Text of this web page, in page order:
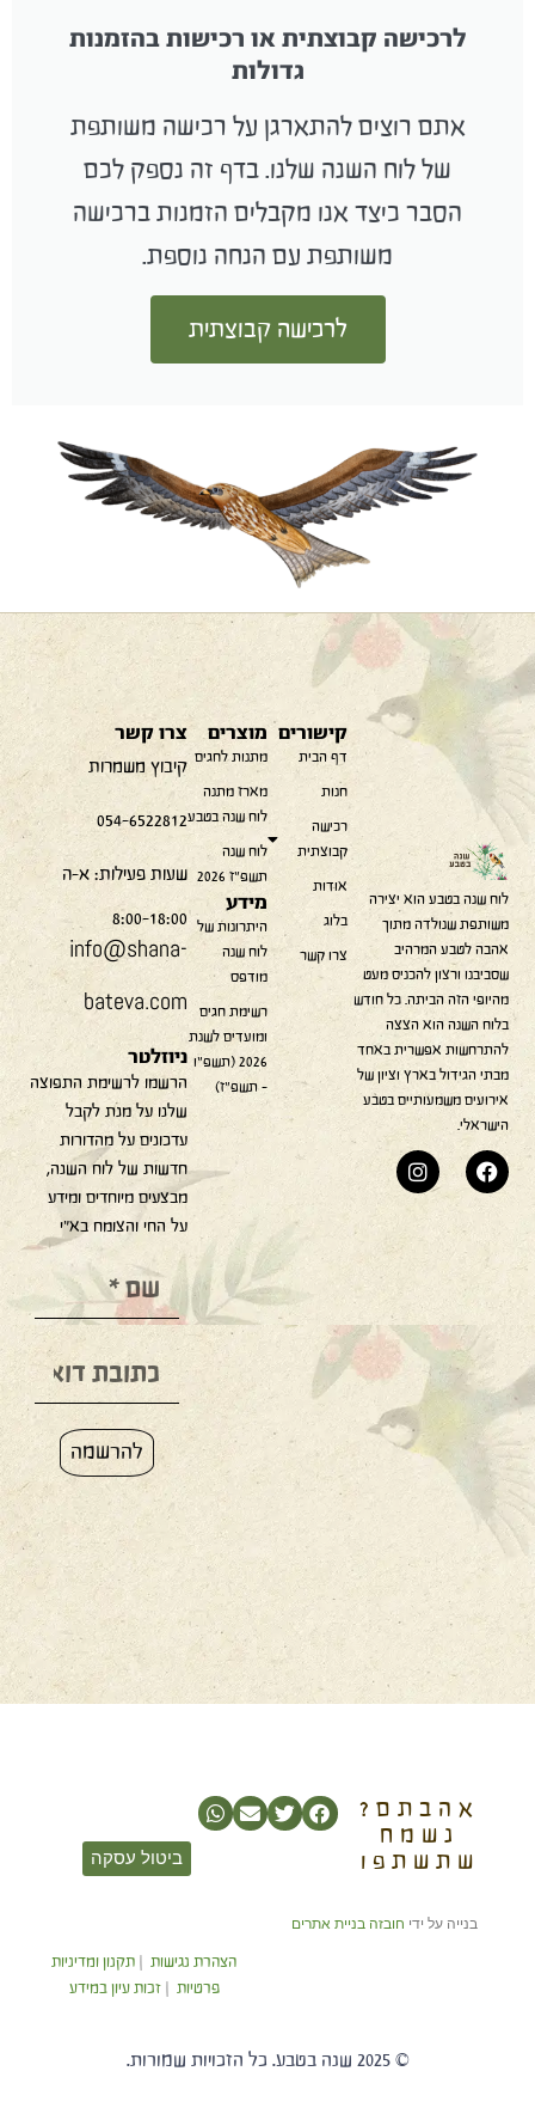
לרכישה קבוצתית או רכישות בהזמנות
גדולות
אתם רוצים להתארגן על רכישה משותפת
של לוח השנה שלנו. בדף זה נספק לכם
הסבר כיצד אנו מקבלים הזמנות ברכישה
משותפת עם הנחה נוספת.
לרכישה קבוצתית
לוח שנה בטבע הוא יצירה
משותפת שנולדה מתוך
אהבה לטבע המרהיב
שסביבנו ורצון להכניס מעט
מהיופי הזה הביתה. כל חודש
בלוח השנה הוא הצצה
להתרחשות אפשרית באחד
מבתי הגידול בארץ וציון של
אירועים משמעותיים בטבע
הישראלי.
מוצרים
מתנות לחגים
מארז מתנה
לוח שנה בטבע
לוח שנה
תשפ״ז 2026
מידע
היתרונות של
לוח שנה
מודפס​
רשימת חגים
ומועדים לשנת
2026 (תשפ"ו
– תשפ"ז)
קישורים
דף הבית
חנות
רכישה
קבוצתית
אודות
בלוג
צרו קשר
צרו קשר
קיבוץ משמרות
054-6522812
שעות פעילות: א-ה
8:00-18:00
info@shana-
bateva.com
ניוזלטר
הרשמו לרשימת התפוצה
שלנו על מנת לקבל
עדכונים על מהדורות
חדשות של לוח השנה,
מבצעים מיוחדים ומידע
על החי והצומח בא"י
להרשמה
אהבתם?
נשמח
שתשתפו
ביטול עסקה
בנייה על ידיחובזה בניית אתרים
הצהרת נגישות|
תקנון ומדיניות
פרטיות| זכות עיון במידע
© 2025 שנה בטבע. כל הזכויות שמורות.